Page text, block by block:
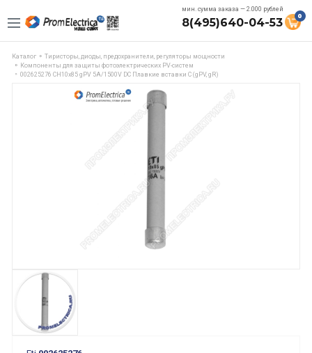
мин. сумма заказа — 2.000 рублей
8(495)640-04-53 0
Каталог
Тиристоры, диоды, предохранители, регуляторы мощности
Компоненты для защиты фотоэлектрических PV-систем
002625276 CH10x85 gPV 5A/1500V DC Плавкие вставки C (gPV, gR)